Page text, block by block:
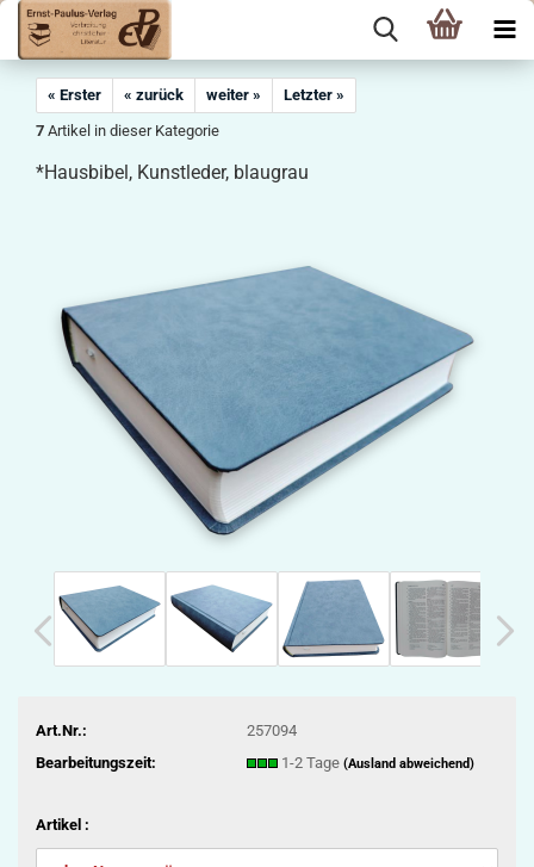
« Erster « zurück weiter »
Letzter »
7 Artikel in dieser Kategorie
*Hausbibel, Kunstleder, blaugrau
Art.Nr.:
257094
Bearbeitungszeit:
1-2 Tage (Ausland abweichend)
Artikel :